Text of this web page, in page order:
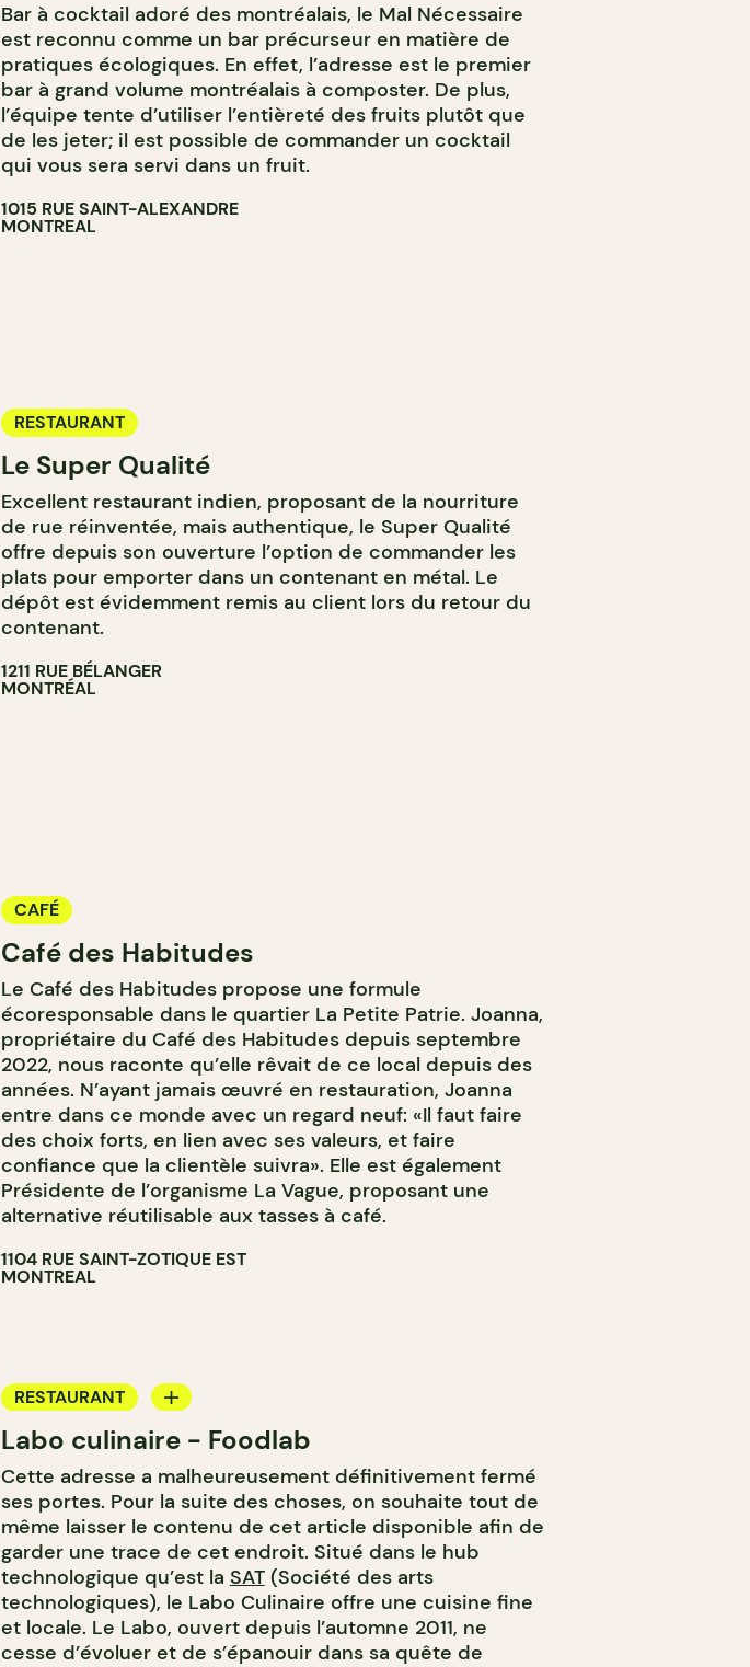
Bar à cocktail adoré des montréalais, le Mal Nécessaire
est reconnu comme un bar précurseur en matière de
pratiques écologiques. En effet, l’adresse est le premier
bar à grand volume montréalais à composter. De plus,
l’équipe tente d’utiliser l’entièreté des fruits plutôt que
de les jeter; il est possible de commander un cocktail
qui vous sera servi dans un fruit.
1015 RUE SAINT-ALEXANDRE
MONTREAL
RESTAURANT
Le Super Qualité
Excellent restaurant indien, proposant de la nourriture
de rue réinventée, mais authentique, le Super Qualité
offre depuis son ouverture l’option de commander les
plats pour emporter dans un contenant en métal. Le
dépôt est évidemment remis au client lors du retour du
contenant.
1211 RUE BÉLANGER
MONTRÉAL
CAFÉ
Café des Habitudes
Le Café des Habitudes propose une formule
écoresponsable dans le quartier La Petite Patrie. Joanna,
propriétaire du Café des Habitudes depuis septembre
2022, nous raconte qu’elle rêvait de ce local depuis des
années. N’ayant jamais œuvré en restauration, Joanna
entre dans ce monde avec un regard neuf: «Il faut faire
des choix forts, en lien avec ses valeurs, et faire
confiance que la clientèle suivra». Elle est également
Présidente de l’organisme La Vague, proposant une
alternative réutilisable aux tasses à café.
1104 RUE SAINT-ZOTIQUE EST
MONTREAL
RESTAURANT
BAR À VIN
Labo culinaire - Foodlab
Cette adresse a malheureusement définitivement fermé
ses portes. Pour la suite des choses, on souhaite tout de
même laisser le contenu de cet article disponible afin de
garder une trace de cet endroit. Situé dans le hub
technologique qu’est la SAT(Société des arts
technologiques), le Labo Culinaire offre une cuisine fine
et locale. Le Labo, ouvert depuis l’automne 2011, ne
cesse d’évoluer et de s’épanouir dans sa quête de